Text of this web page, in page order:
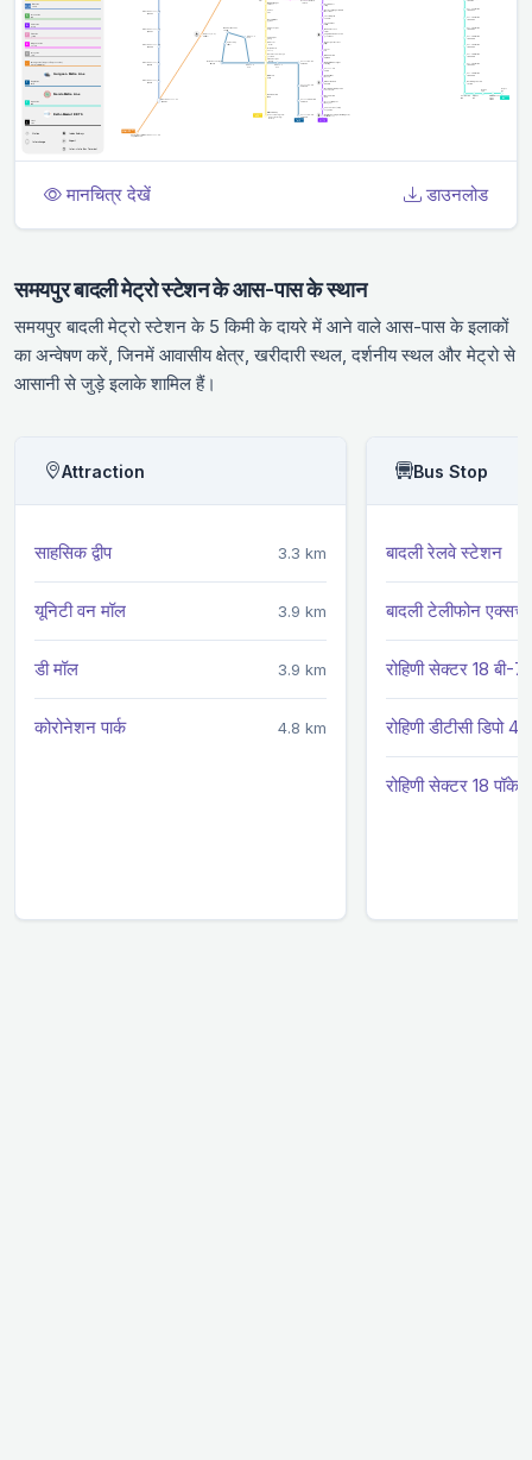
मानचित्र देखें डाउनलोड
समयपुर बादली मेट्रो स्टेशन के आस-पास के स्थान
समयपुर बादली मेट्रो स्टेशन के 5 किमी के दायरे में आने वाले आस-पास के इलाकों
का अन्वेषण करें, जिनमें आवासीय क्षेत्र, खरीदारी स्थल, दर्शनीय स्थल और मेट्रो से
आसानी से जुड़े इलाके शामिल हैं।
Attraction
साहसिक द्वीप 3.3 km
यूनिटी वन मॉल 3.9 km
डी मॉल 3.9 km
कोरोनेशन पार्क 4.8 km
Bus Stop
बादली रेलवे स्टेशन
बादली टेलीफोन
रोहिणी सेक्टर 18 बी-7
रोहिणी डीटीसी डिपो 4
रोहिणी सेक्टर 18